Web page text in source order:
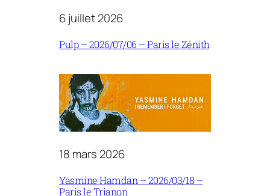
6 juillet 2026
Pulp – 2026/07/06 – Paris le Zénith
18 mars 2026
Yasmine Hamdan – 2026/03/18 –
Paris le Trianon